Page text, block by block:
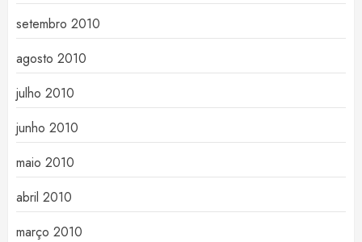
setembro 2010
agosto 2010
julho 2010
junho 2010
maio 2010
abril 2010
março 2010